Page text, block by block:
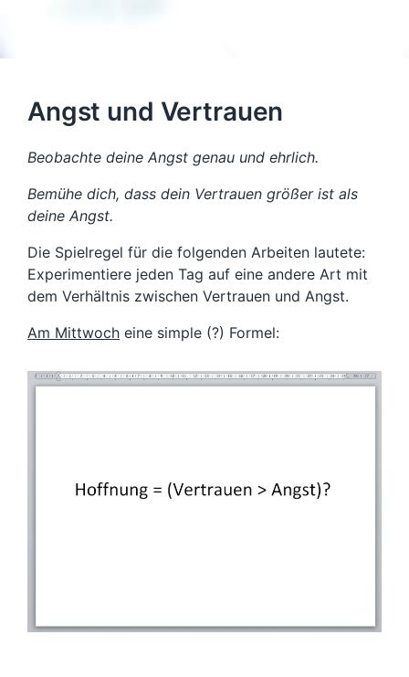
Angst und Vertrauen
Beobachte deine Angst genau und ehrlich.
Bemühe dich, dass dein Vertrauen größer ist als
deine Angst.
Die Spielregel für die folgenden Arbeiten lautete:
Experimentiere jeden Tag auf eine andere Art mit
dem Verhältnis zwischen Vertrauen und Angst.
Am Mittwoch eine simple (?) Formel: